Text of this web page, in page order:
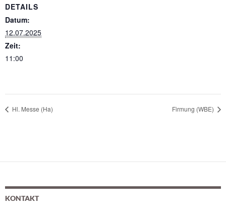
DETAILS
Datum:
12.07.2025
Zeit:
11:00
Hl. Messe (Ha) Firmung (WBE)
KONTAKT